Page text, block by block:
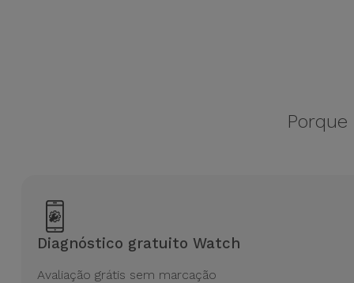
Kids
Ver
tudo
Diagnóstico gratuito Watch
Avaliação grátis sem marcação